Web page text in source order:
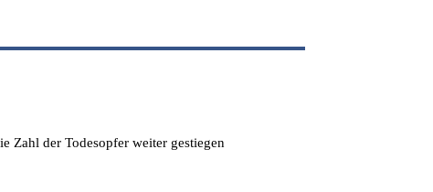
Zahl der Todesopfer weiter gestiegen